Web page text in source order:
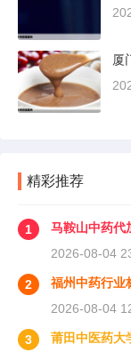
厦
精彩推荐
1
马鞍山中药代
2026-08-04
2
福州中药行业
2026-08-04
3
莆田中医药大